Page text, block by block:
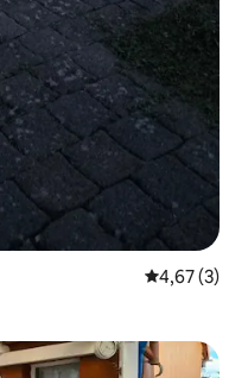
Prosječna
4,67 (3)